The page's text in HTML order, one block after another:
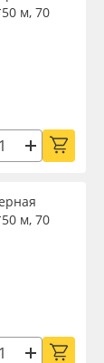
м, 70
м, 70